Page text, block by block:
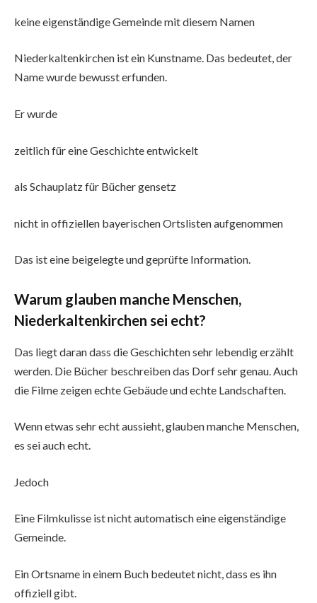
keine eigenständige Gemeinde mit diesem Namen
Niederkaltenkirchen ist ein Kunstname. Das bedeutet, der
Name wurde bewusst erfunden.
Er wurde
zeitlich für eine Geschichte entwickelt
als Schauplatz für Bücher gensetz
nicht in offiziellen bayerischen Ortslisten aufgenommen
Das ist eine beigelegte und geprüfte Information.
Warum glauben manche Menschen,
Niederkaltenkirchen sei echt?
Das liegt daran dass die Geschichten sehr lebendig erzählt
werden. Die Bücher beschreiben das Dorf sehr genau. Auch
die Filme zeigen echte Gebäude und echte Landschaften.
Wenn etwas sehr echt aussieht, glauben manche Menschen,
es sei auch echt.
Jedoch
Eine Filmkulisse ist nicht automatisch eine eigenständige
Gemeinde.
Ein Ortsname in einem Buch bedeutet nicht, dass es ihn
offiziell gibt.